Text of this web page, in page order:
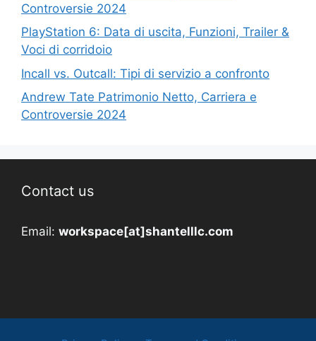
Controversie 2024
PlayStation 6: Data di uscita, Funzioni, Trailer &
Voci di corridoio
Incall vs. Outcall: Tipi di servizio a confronto
Andrew Tate Patrimonio Netto, Carriera e
Controversie 2024
Contact us
Email: workspace[at]shantelllc.com